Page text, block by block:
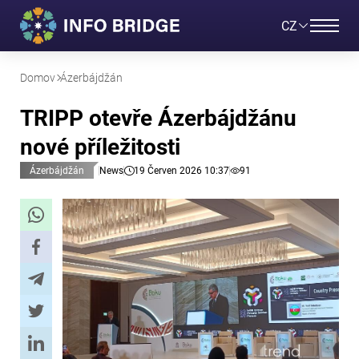
CZ
Domov Ázerbájdžán
TRIPP otevře Ázerbájdžánu
nové příležitosti
Ázerbájdžán News 19 Červen 2026 10:37 91